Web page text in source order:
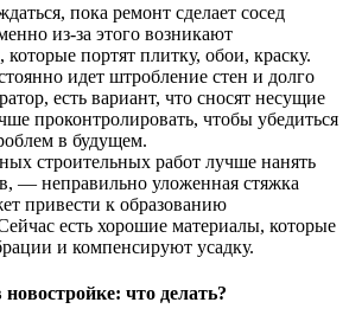
пока ремонт сделает сосед
из-за этого возникают
портят плитку, обои, краску.
идет штробление стен и долго
есть вариант, что сносят несущие
проконтролировать, чтобы убедиться
в будущем.
строительных работ лучше нанять
— неправильно уложенная стяжка
привести к образованию
есть хорошие материалы, которые
и компенсируют усадку.
что делать?